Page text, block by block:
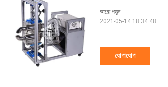
যোগাযোগ
আরো পড়ুন
2021-05-14 18:34:48